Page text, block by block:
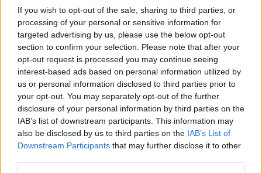
If you wish to opt-out of the sale, sharing to third parties, or
processing of your personal or sensitive information for
targeted advertising by us, please use the below opt-out
section to confirm your selection. Please note that after your
opt-out request is processed you may continue seeing
interest-based ads based on personal information utilized by
us or personal information disclosed to third parties prior to
your opt-out. You may separately opt-out of the further
disclosure of your personal information by third parties on the
IAB’s list of downstream participants. This information may
also be disclosed by us to third parties on the IAB’s List of
Downstream Participants that may further disclose it to other
Samtidig bliver frokostmenuen videreudviklet, og
torsdag, fredag og lørdag åbner restauranten
også om aftenen. Her bliver konceptet inspireret
af social dining, hvor gæsterne selv
sammensætter flere mindre retter, som serveres
samlet ved bordet.
- Vi vil skabe en hyggelig og uformel oplevelse,
hvor man deler maden, men stadig vælger sine
egne retter.
NORDJYLLAND: Butiksansatte i JYSK Danmark kan
fra i år få fri med løn, når deres barn begynder i 0.
klasse.
Initiativet skal give medarbejderne mulighed for at
være til stede på en af familiens største
mærkedage.
Det skriver JYSK i en pressemeddelelse.
Barnets første skoledag er en særlig milepæl for